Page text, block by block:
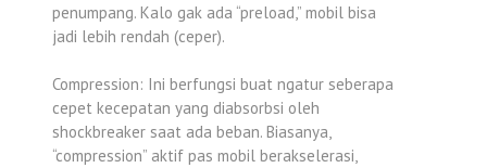
penumpang. Kalo gak ada “preload,” mobil bisa
jadi lebih rendah (ceper).
Compression: Ini berfungsi buat ngatur seberapa
cepet kecepatan yang diabsorbsi oleh
shockbreaker saat ada beban. Biasanya,
“compression” aktif pas mobil berakselerasi,